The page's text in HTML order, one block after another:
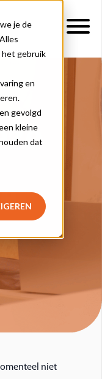
je de
het gebruik
en
gevolgd
kleine
dat
niet